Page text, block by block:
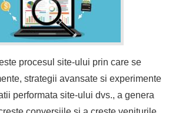
procesul site-ului prin care se
strategii avansate si experimente
performata site-ului dvs., a genera